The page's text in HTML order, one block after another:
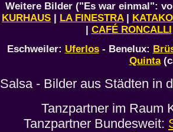
Weitere Bilder ("Es war einmal":
KURHAUS | LA FINESTRA|
| CAFÉ RONCALLI
Eschweiler: Uferlos- Benelux:
Quinta
Salsa - Bilder aus Städten in
Tanzpartner im Raum
Tanzpartner Bundesweit: